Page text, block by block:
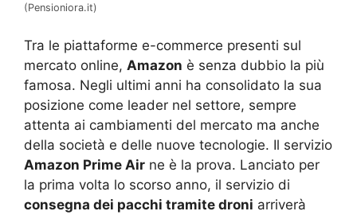
(Pensioniora.it)
Tra le piattaforme e-commerce presenti sul
mercato online, Amazon è senza dubbio la più
famosa. Negli ultimi anni ha consolidato la sua
posizione come leader nel settore, sempre
attenta ai cambiamenti del mercato ma anche
della società e delle nuove tecnologie. Il servizio
Amazon Prime Air ne è la prova. Lanciato per
la prima volta lo scorso anno, il servizio di
consegna dei pacchi tramite droni arriverà